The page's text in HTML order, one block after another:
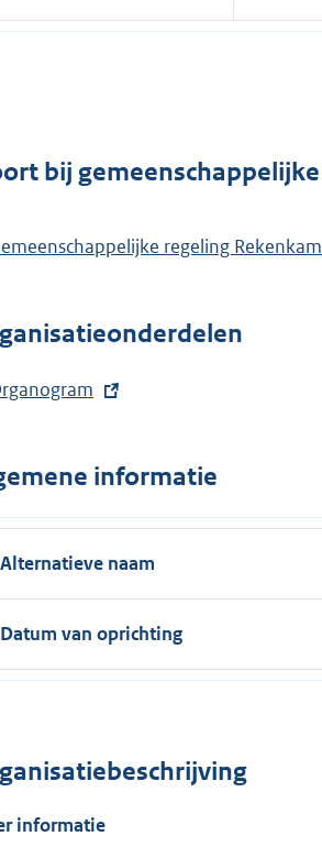
r
n
:
x
e
n
bij
regeling
informatie
Alternatieve naam
Datum van oprichting
informatie